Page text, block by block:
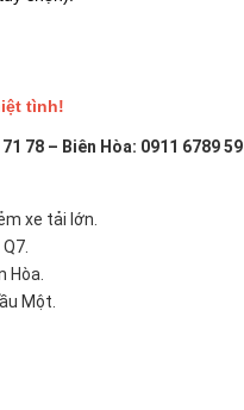
tình!
78 – Biên Hòa: 0911 6789 59
xe tải lớn.
Hòa.
Một.